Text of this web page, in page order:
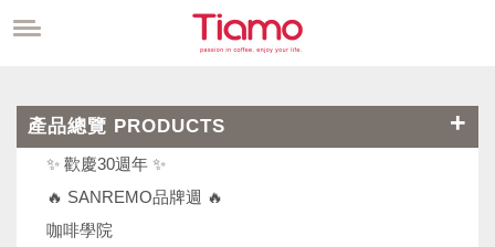
產品總覽 PRODUCTS
✨ 歡慶30週年 ✨
🔥 SANREMO品牌週 🔥
咖啡學院